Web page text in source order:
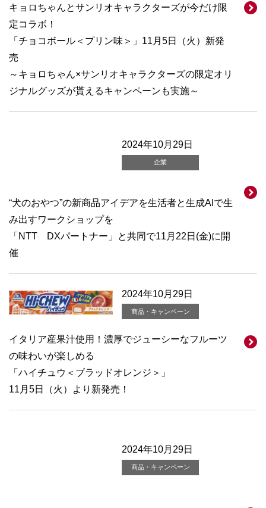
キョロちゃんとサンリオキャラクターズが今だけ限
定コラボ！
「チョコボール＜プリン味＞」11月5日（火）新発
売
～キョロちゃん×サンリオキャラクターズの限定オリ
ジナルグッズが貰えるキャンペーンも実施～
2024年10月29日
企業
“犬のおやつ”の新商品アイデアを生活者と生成AIで生
み出すワークショップを
「NTT DXパートナー」と共同で11月22日(金)に開
催
2024年10月29日
商品・キャンペーン
イタリア産果汁使用！濃厚でジューシーなフルーツ
の味わいが楽しめる
「ハイチュウ＜ブラッドオレンジ＞」
11月5日（火）より新発売！
2024年10月29日
商品・キャンペーン